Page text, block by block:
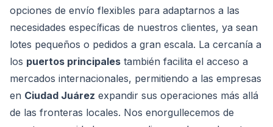
opciones de envío flexibles para adaptarnos a las
necesidades específicas de nuestros clientes, ya sean
lotes pequeños o pedidos a gran escala. La cercanía a
los puertos principales también facilita el acceso a
mercados internacionales, permitiendo a las empresas
en Ciudad Juárez expandir sus operaciones más allá
de las fronteras locales. Nos enorgullecemos de